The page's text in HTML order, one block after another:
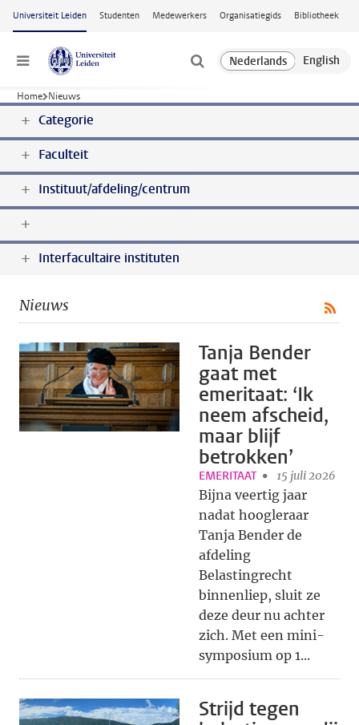
Ga naar hoofdinhoud
Universiteit Leiden Studenten Medewerkers Organisatiegids Bibliotheek
Menu
Home Nieuws
Categorie
Faculteit
Instituut/afdeling/centrum
Interfacultaire instituten
Nieuws
Tanja Bender
gaat met
emeritaat: ‘Ik
neem afscheid,
maar blijf
betrokken’
EMERITAAT 15 juli 2026
Bijna veertig jaar
nadat hoogleraar
Tanja Bender de
afdeling
Belastingrecht
binnenliep, sluit ze
deze deur nu achter
zich. Met een mini-
symposium op 1...
Strijd tegen